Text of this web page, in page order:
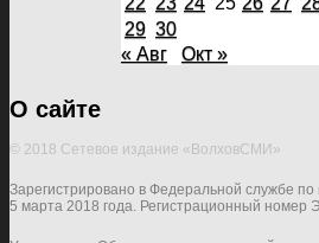
29 30
« Авг
Окт »
О сайте
© 2018 Сетевое издание «ВолховСМИ»
Зарегистрировано в Федеральной службе
5 марта 2018 года. Регистрационный